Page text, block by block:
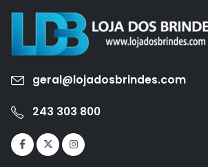
geral@lojadosbrindes.com
243 303 800